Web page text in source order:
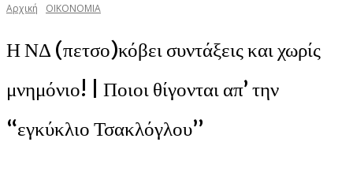
Αρχική ΟΙΚΟΝΟΜΙΑ
Η ΝΔ (πετσο)κόβει συντάξεις και χωρίς
μνημόνιο! | Ποιοι θίγονται απ’ την
“εγκύκλιο Τσακλόγλου”